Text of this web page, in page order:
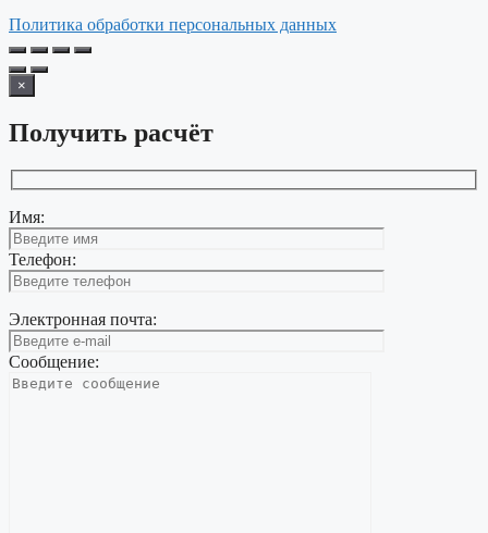
Политика обработки персональных данных
×
Получить расчёт
Имя:
Телефон:
Электронная почта:
Сообщение: